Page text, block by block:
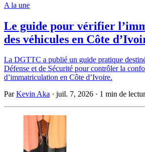
A la une
Le guide pour vérifier
des véhicules en Côte
La DGTTC a publié un guide pratique
Défense et de Sécurité pour contrôler la
d’immatriculation en Côte d’Ivoire.
ParKevin Aka · juil. 7, 2026 · 1 min de